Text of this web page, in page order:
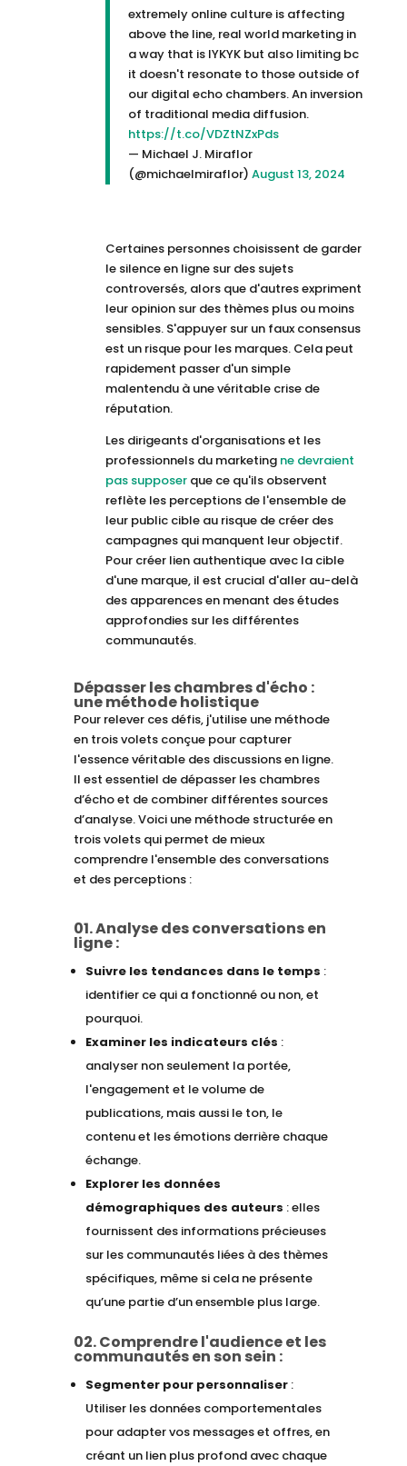
extremely online culture is affecting
above the line, real world marketing in
a way that is IYKYK but also limiting bc
it doesn't resonate to those outside of
our digital echo chambers. An inversion
of traditional media diffusion.
https://t.co/VDZtNZxPds
— Michael J. Miraflor
(@michaelmiraflor)August 13, 2024
Certaines personnes choisissent de garder
le silence en ligne sur des sujets
controversés, alors que d'autres expriment
leur opinion sur des thèmes plus ou moins
sensibles. S'appuyer sur un faux consensus
est un risque pour les marques. Cela peut
rapidement passer d'un simple
malentendu à une véritable crise de
réputation.
Les dirigeants d'organisations et les
professionnels du marketing ne devraient
pas supposer que ce qu'ils observent
reflète les perceptions de l'ensemble de
leur public cible au risque de créer des
campagnes qui manquent leur objectif.
Pour créer lien authentique avec la cible
d'une marque, il est crucial d'aller au-delà
des apparences en menant des études
approfondies sur les différentes
communautés.
Dépasser les chambres d'écho :
une méthode holistique
Pour relever ces défis, j'utilise une méthode
en trois volets conçue pour capturer
l'essence véritable des discussions en ligne.
Il est essentiel de dépasser les chambres
d’écho et de combiner différentes sources
d’analyse. Voici une méthode structurée en
trois volets qui permet de mieux
comprendre l'ensemble des conversations
et des perceptions :
01. Analyse des conversations en
ligne :
Suivre les tendances dans le temps :
identifier ce qui a fonctionné ou non, et
pourquoi.
Examiner les indicateurs clés :
analyser non seulement la portée,
l'engagement et le volume de
publications, mais aussi le ton, le
contenu et les émotions derrière chaque
échange.
Explorer les données
démographiques des auteurs : elles
fournissent des informations précieuses
sur les communautés liées à des thèmes
spécifiques, même si cela ne présente
qu’une partie d’un ensemble plus large.
02. Comprendre l'audience et les
communautés en son sein :
Segmenter pour personnaliser:
Utiliser les données comportementales
pour adapter vos messages et offres, en
créant un lien plus profond avec chaque